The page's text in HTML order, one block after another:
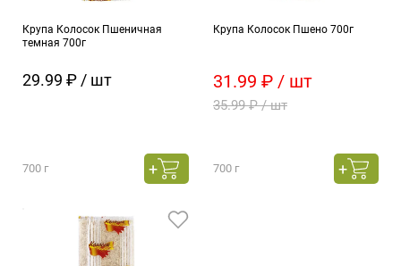
Крупа Колосок Пшеничная
темная 700г
29.99 ₽ / шт
700 г
Крупа Колосок Пшено 700г
31.99 ₽ / шт
35.99 ₽ / шт
700 г